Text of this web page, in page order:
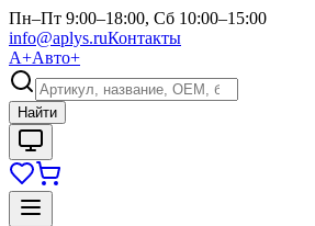
Пн–Пт 9:00–18:00, Сб 10:00–15:00
info@aplys.ruКонтакты
А+Авто+
Найти